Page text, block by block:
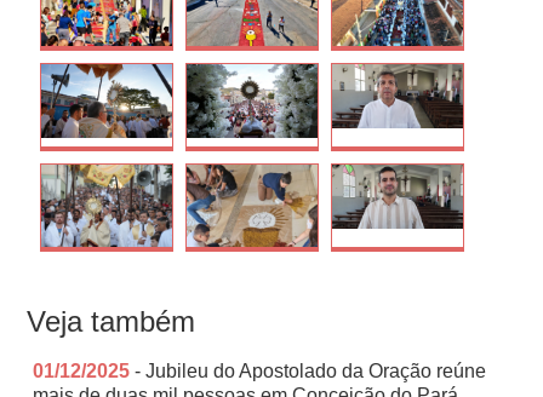
Veja também
01/12/2025 - Jubileu do Apostolado da Oração reúne